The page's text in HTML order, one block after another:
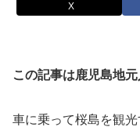
X
この記事は鹿児島地
車に乗って桜島を観